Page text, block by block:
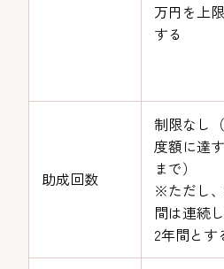
万円を上
する
助成回数
制限なし
度額に達
まで）
※ただし
間は連続
2年間とす